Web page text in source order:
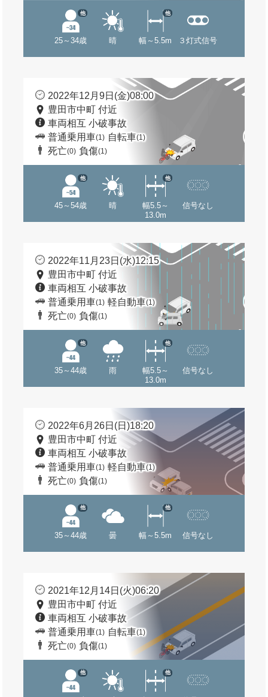
25～34歳
他
晴 幅～5.5m
他
３灯式信号
2022年12月9日(金)08:00
豊田市中町 付近
車両相互 小破事故
普通乗用車(1) 自転車(1)
死亡(0) 負傷(1)
45～54歳
他
晴
幅5.5～
13.0m
他
信号なし
2022年11月23日(水)12:15
豊田市中町 付近
車両相互 小破事故
普通乗用車(1) 軽自動車(1)
死亡(0) 負傷(1)
35～44歳
他
雨
幅5.5～
13.0m
他
信号なし
2022年6月26日(日)18:20
豊田市中町 付近
車両相互 小破事故
普通乗用車(1) 軽自動車(1)
死亡(0) 負傷(1)
35～44歳
他
曇 幅～5.5m
他
信号なし
2021年12月14日(火)06:20
豊田市中町 付近
車両相互 小破事故
普通乗用車(1) 自転車(1)
死亡(0) 負傷(1)
他 他